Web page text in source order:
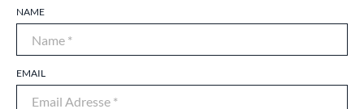
NAME
EMAIL